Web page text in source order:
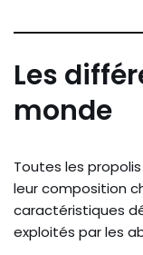
Les
monde
Toutes les
leur composition
caractéristiques
exploités par les